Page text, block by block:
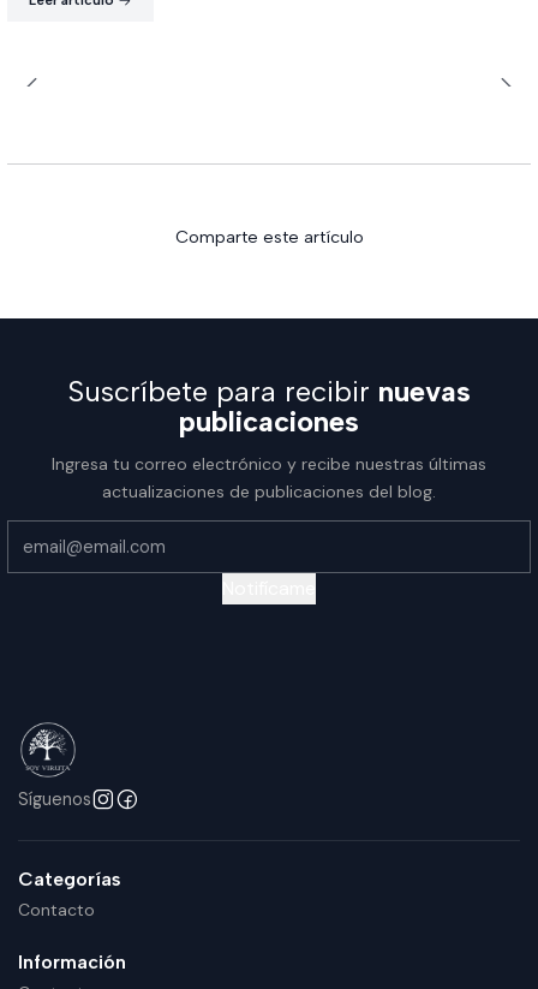
Comparte este artículo
Suscríbete para recibir nuevas
publicaciones
Ingresa tu correo electrónico y recibe nuestras últimas
actualizaciones de publicaciones del blog.
Síguenos
Categorías
Contacto
Información